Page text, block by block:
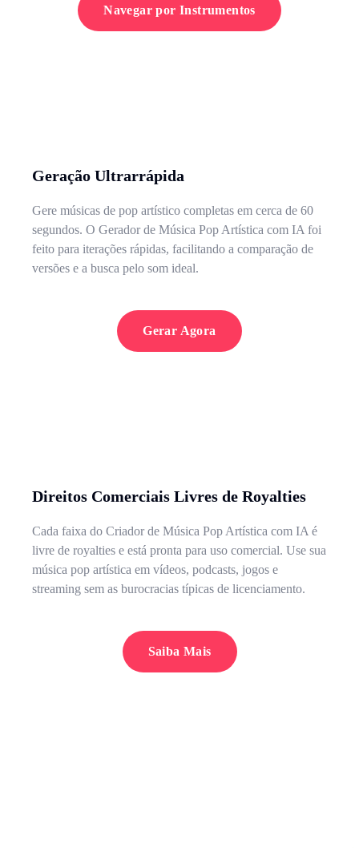
Navegar por Instrumentos
Geração Ultrarrápida
Gere músicas de pop artístico completas em cerca de 60
segundos. O Gerador de Música Pop Artística com IA foi
feito para iterações rápidas, facilitando a comparação de
versões e a busca pelo som ideal.
Gerar Agora
Direitos Comerciais Livres de Royalties
Cada faixa do Criador de Música Pop Artística com IA é
livre de royalties e está pronta para uso comercial. Use sua
música pop artística em vídeos, podcasts, jogos e
streaming sem as burocracias típicas de licenciamento.
Saiba Mais